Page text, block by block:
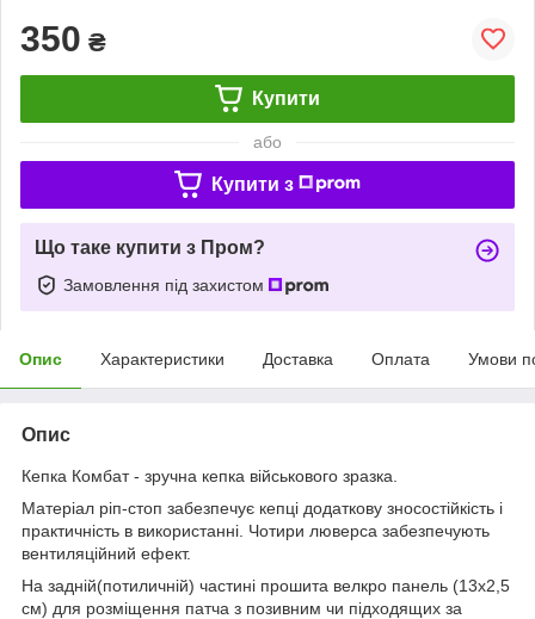
350 ₴
Купити
або
Купити з
Що таке купити з Пром?
Замовлення під захистом
Опис Характеристики Доставка Оплата Умови
Опис
Кепка Комбат - зручна кепка військового зразка.
Матеріал ріп-стоп забезпечує кепці додаткову зносостійкість і
практичність в використанні. Чотири люверса забезпечують
вентиляційний ефект.
На задній(потиличній) частині прошита велкро панель (13х2,5
см) для розміщення патча з позивним чи підходящих за